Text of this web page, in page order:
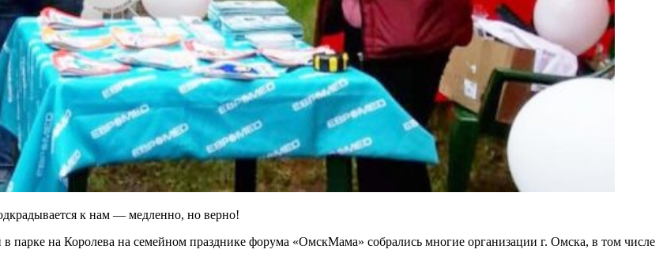
к нам — медленно, но верно!
парке на Королева на семейном празднике форума «ОмскМама» собрались многие организации г. Омска, в том числе